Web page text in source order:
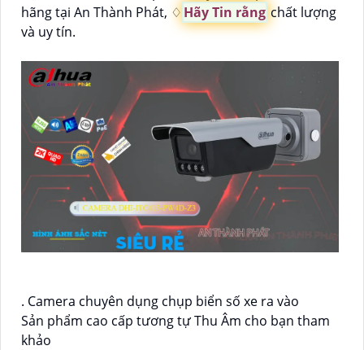
hãng tại An Thành Phát, ♢ Hãy Tin rằng chất lượng
và uy tín.
. Camera chuyên dụng chụp biển số xe ra vào
Sản phẩm cao cấp tương tự Thu Âm cho bạn tham
khảo